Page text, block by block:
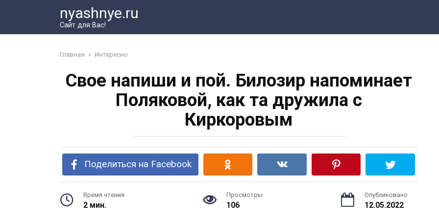
nyashnye.ru
Сайт для Вас!
Главная » Интересно
Свое напиши и пой. Билозир напоминает
Поляковой, как та дружила с
Киркоровым
Поделиться на Facebook
Время чтения
2 мин.
Просмотры
106
Опубликовано
12.05.2022